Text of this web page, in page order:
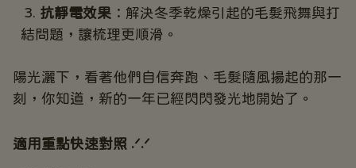
抗靜電效果 ：解決冬季乾燥引起的毛髮飛舞與打
結問題，讓梳理更順滑。
陽光灑下，看著他們自信奔跑、毛髮隨風揚起的那一
刻，你知道，新的一年已經閃閃發光地開始了。
適用重點快速對照 .ᐟ.ᐟ